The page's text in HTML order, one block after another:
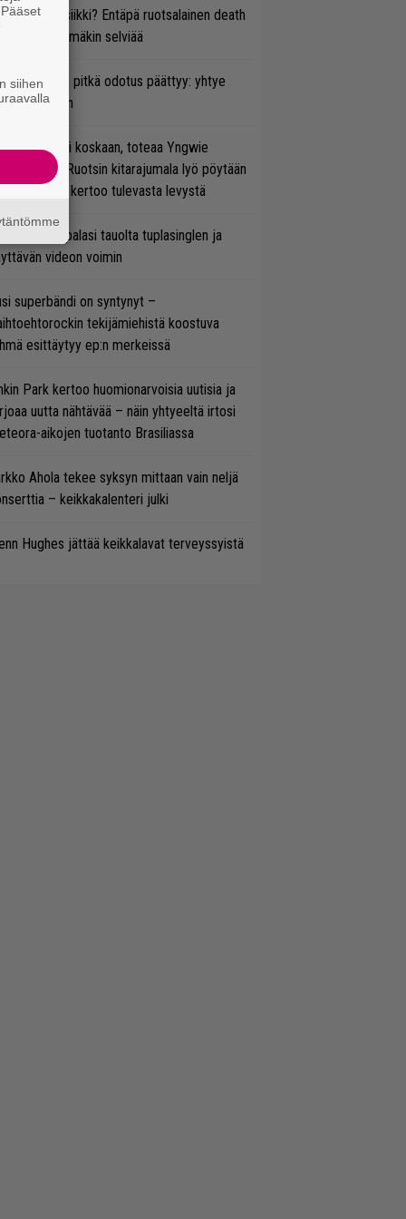
musiikki? Entäpä ruotsalainen death
Pian tämäkin selviää
fanien pitkä odotus päättyy: yhtye
Suomeen
on nyt tai ei koskaan, toteaa Yngwie
– Ruotsin kitarajumala lyö pöytään
biisin ja kertoo tulevasta levystä
Channel palasi tauolta tuplasinglen ja
videon voimin
superbändi on syntynyt –
tekijämiehistä koostuva
esittäytyy ep:n merkeissä
Park kertoo huomionarvoisia uutisia ja
uutta nähtävää – näin yhtyeeltä irtosi
aikojen tuotanto Brasiliassa
Ahola tekee syksyn mittaan vain neljä
– keikkakalenteri julki
Hughes jättää keikkalavat terveyssyistä
siihen